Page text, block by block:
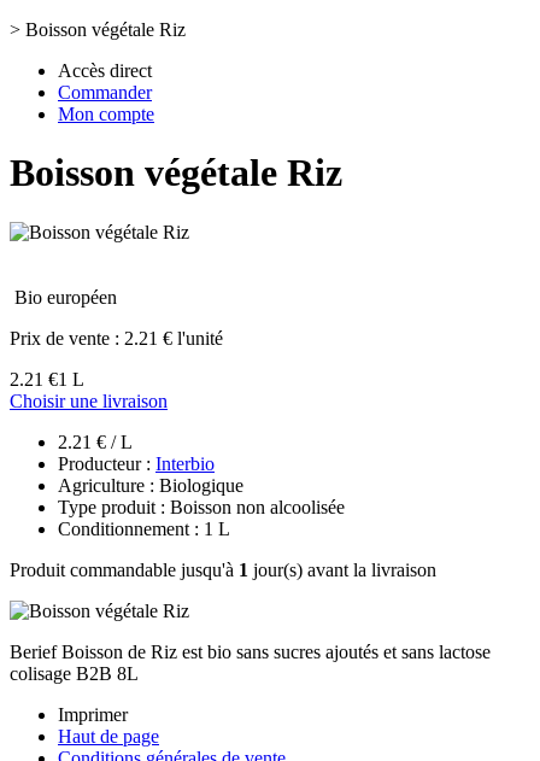
> Boisson végétale Riz
Accès direct
Commander
Mon compte
Boisson végétale Riz
Bio européen
Prix de vente : 2.21 € l'unité
2.21 €1 L
Choisir une livraison
2.21 € / L
Producteur : Interbio
Agriculture : Biologique
Type produit : Boisson non alcoolisée
Conditionnement : 1 L
Produit commandable jusqu'à 1 jour(s) avant la livraison
Berief Boisson de Riz est bio sans sucres ajoutés et sans lactose
colisage B2B 8L
Imprimer
Haut de page